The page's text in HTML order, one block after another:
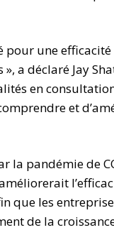
pour une
a déclaré Jay
en
et
pandémie de
que les
de la